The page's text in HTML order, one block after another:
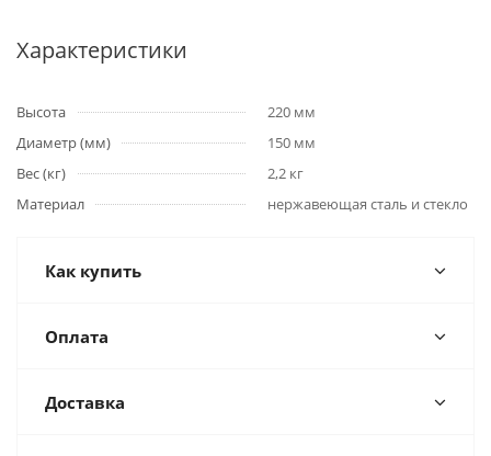
Характеристики
Высота
220 мм
Диаметр (мм)
150 мм
Вес (кг)
2,2 кг
Материал
нержавеющая сталь и стекло
Как купить
Оплата
Доставка